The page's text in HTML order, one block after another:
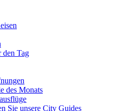
Tag
des Monats
Sie unsere City Guides